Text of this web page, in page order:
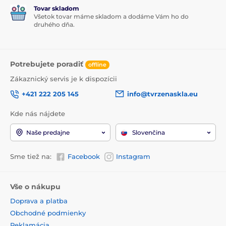
Tovar skladom
Všetok tovar máme skladom a dodáme Vám ho do
druhého dňa.
Potrebujete poradiť offline
Zákaznický servis je k dispozícii
+421 222 205 145
info@tvrzenaskla.eu
Kde nás nájdete
Naše predajne Slovenčina
Sme tiež na: Facebook Instagram
Vše o nákupu
Doprava a platba
Obchodné podmienky